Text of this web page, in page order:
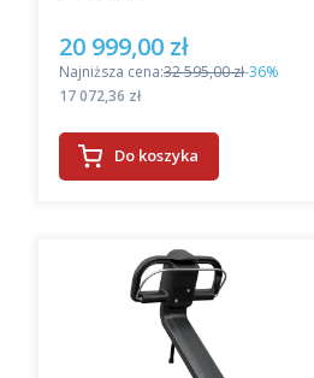
Cena promocyjna
20 999,00 zł
Najniższa cena:32 595,00 zł-36%
Cena
17 072,36 zł
Do koszyka